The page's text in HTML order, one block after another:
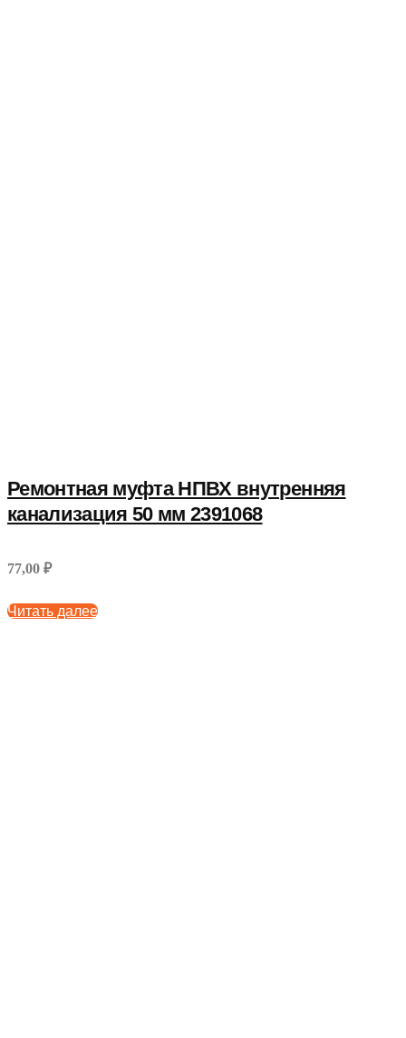
Ремонтная муфта НПВХ внутренняя
канализация 50 мм 2391068
77,00 ₽
Читать далее